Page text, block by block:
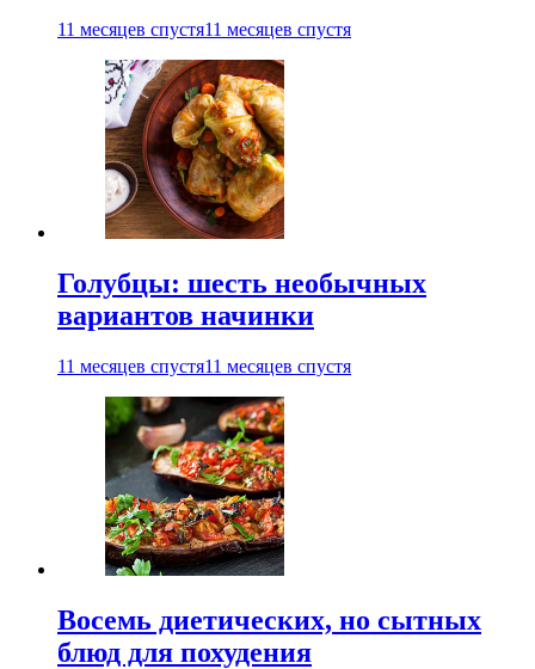
11 месяцев спустя11 месяцев спустя
Голубцы: шесть необычных
вариантов начинки
11 месяцев спустя11 месяцев спустя
Восемь диетических, но сытных
блюд для похудения